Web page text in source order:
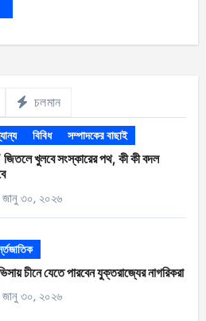
চলমান
বিবিধ সম্পাদকের বাছাই
জিতলে খুলবে সংস্কারের পথ, কী কী বদল
জানু ৩০, ২০২৬
চীনে যেতে পারবেন যুক্তরাজ্যের নাগরিকরা
জানু ৩০, ২০২৬